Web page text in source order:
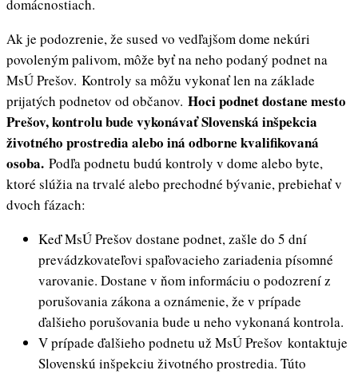
domácnostiach.
Ak je podozrenie, že sused vo vedľajšom dome nekúri
povoleným palivom, môže byť na neho podaný podnet na
MsÚ Prešov. Kontroly sa môžu vykonať len na základe
prijatých podnetov od občanov. Hoci podnet dostane mesto
Prešov, kontrolu bude vykonávať Slovenská inšpekcia
životného prostredia alebo iná odborne kvalifikovaná
osoba. Podľa podnetu budú kontroly v dome alebo byte,
ktoré slúžia na trvalé alebo prechodné bývanie, prebiehať v
dvoch fázach:
Keď MsÚ Prešov dostane podnet, zašle do 5 dní
prevádzkovateľovi spaľovacieho zariadenia písomné
varovanie. Dostane v ňom informáciu o podozrení z
porušovania zákona a oznámenie, že v prípade
ďalšieho porušovania bude u neho vykonaná kontrola.
V prípade ďalšieho podnetu už MsÚ Prešov kontaktuje
Slovenskú inšpekciu životného prostredia. Túto